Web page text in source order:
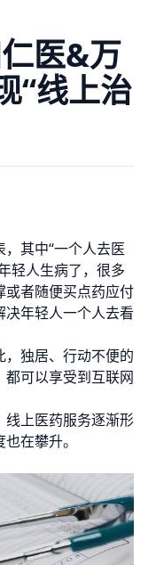
医&万
“线上治
其中“一个人去医
轻人生病了，很多
或者随便买点药应付
年轻人一个人去看
，独居、行动不便的
可以享受到互联网
线上医药服务逐渐形
在攀升。